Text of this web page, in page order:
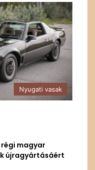
Nyugati vasak
régi magyar
újragyártásáért